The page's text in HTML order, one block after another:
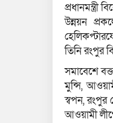
প্রধানমন্ত্রী
উন্নয়ন
তিনি রংপুর
সমাবেশে
মুন্সি,
স্বপন,
আওয়ামী